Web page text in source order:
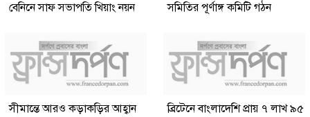
বেনিনে সাফ সভাপতি খিয়াং নয়ন
সমিতির পূর্ণাঙ্গ কমিটি গঠন
সীমান্তে আরও কড়াকড়ির আহ্বান
ব্রিটেনে বাংলাদেশি প্রায় ৭ লাখ ৯৫